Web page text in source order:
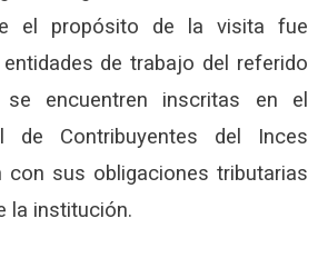
el propósito de la visita fue
de trabajo del referido
encuentren inscritas en el
de Contribuyentes del Inces
con sus obligaciones tributarias
la institución.